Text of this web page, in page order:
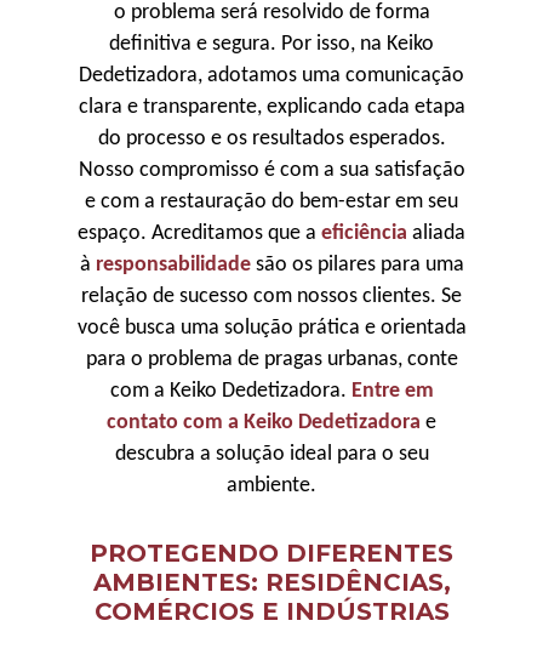
o problema será resolvido de forma
definitiva e segura. Por isso, na Keiko
Dedetizadora, adotamos uma comunicação
clara e transparente, explicando cada etapa
do processo e os resultados esperados.
Nosso compromisso é com a sua satisfação
e com a restauração do bem-estar em seu
espaço. Acreditamos que a eficiência aliada
à responsabilidadesão os pilares para uma
relação de sucesso com nossos clientes. Se
você busca uma solução prática e orientada
para o problema de pragas urbanas, conte
com a Keiko Dedetizadora. Entre em
contato com a Keiko Dedetizadora e
descubra a solução ideal para o seu
ambiente.
PROTEGENDO DIFERENTES
AMBIENTES: RESIDÊNCIAS,
COMÉRCIOS E INDÚSTRIAS